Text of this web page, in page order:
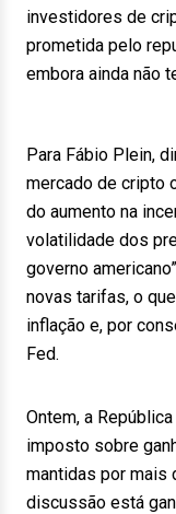
investidores de
prometida pelo
embora ainda não
Para Fábio Plein,
mercado de cripto
do aumento na
volatilidade dos
governo
novas tarifas, o
inflação e, por
Fed.
Ontem, a
imposto sobre
mantidas por mais
discussão está